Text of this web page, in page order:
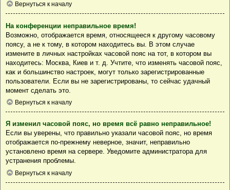
Вернуться к началу
На конференции неправильное время!
Возможно, отображается время, относящееся к другому часовому
поясу, а не к тому, в котором находитесь вы. В этом случае
измените в личных настройках часовой пояс на тот, в котором вы
находитесь: Москва, Киев и т. д. Учтите, что изменять часовой пояс,
как и большинство настроек, могут только зарегистрированные
пользователи. Если вы не зарегистрированы, то сейчас удачный
момент сделать это.
Вернуться к началу
Я изменил часовой пояс, но время всё равно неправильное!
Если вы уверены, что правильно указали часовой пояс, но время
отображается по-прежнему неверное, значит, неправильно
установлено время на сервере. Уведомите администратора для
устранения проблемы.
Вернуться к началу